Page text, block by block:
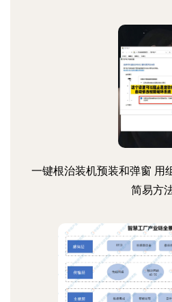
一键根治装机预装和弹窗 用
简易方